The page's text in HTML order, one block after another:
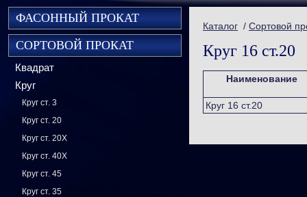
ФАСОННЫЙ ПРОКАТ
СОРТОВОЙ ПРОКАТ
Квадрат
Круг
Круг ст. 3
Круг ст. 20
Круг ст. 20Х
Круг ст. 40Х
Круг ст. 45
Круг ст. 35
Каталог / Сортовой
Круг 16 ст.20
Наименование
Круг 16 ст.20